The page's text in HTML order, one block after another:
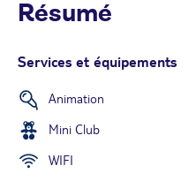
Résumé
Services et équipements
Animation
Mini Club
WIFI